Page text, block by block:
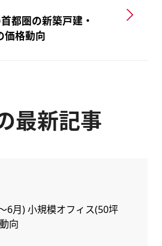
都圏の新築戸建・
価格動向
最新記事
6月) 小規模オフィス(50坪
向